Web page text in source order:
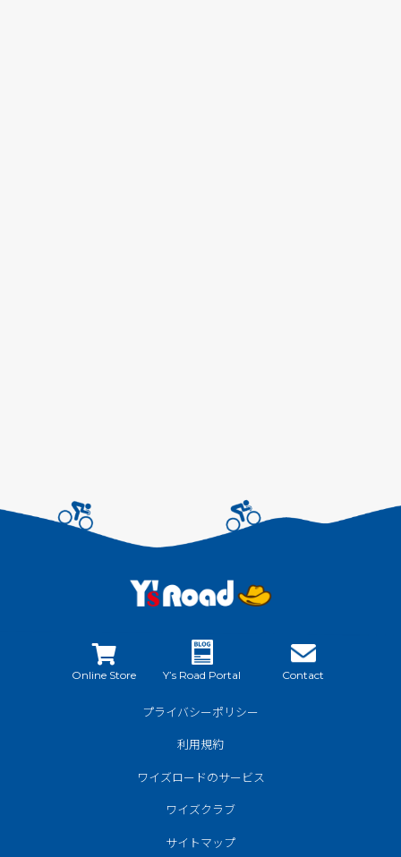
Online Store Y’s Road Portal Contact
プライバシーポリシー
利用規約
ワイズロードのサービス
ワイズクラブ
サイトマップ